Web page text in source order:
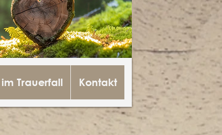
Trauerfall Kontakt